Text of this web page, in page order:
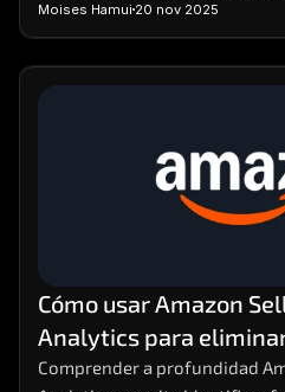
eficiencia operativa en
Moises Hamui 20 nov 2025
Cómo usar Amazon
Analytics para
aumentar la
Comprender a profundidad